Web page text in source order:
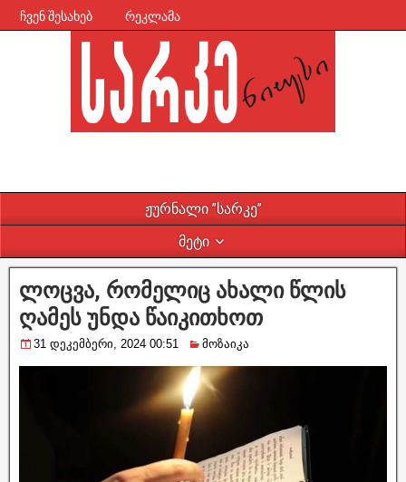
ჩვენ შესახებ რეკლამა
ჟურნალი ”სარკე”
მეტი
ლოცვა, რომელიც ახალი წლის
ღამეს უნდა წაიკითხოთ
31 დეკემბერი, 2024 00:51 მოზაიკა